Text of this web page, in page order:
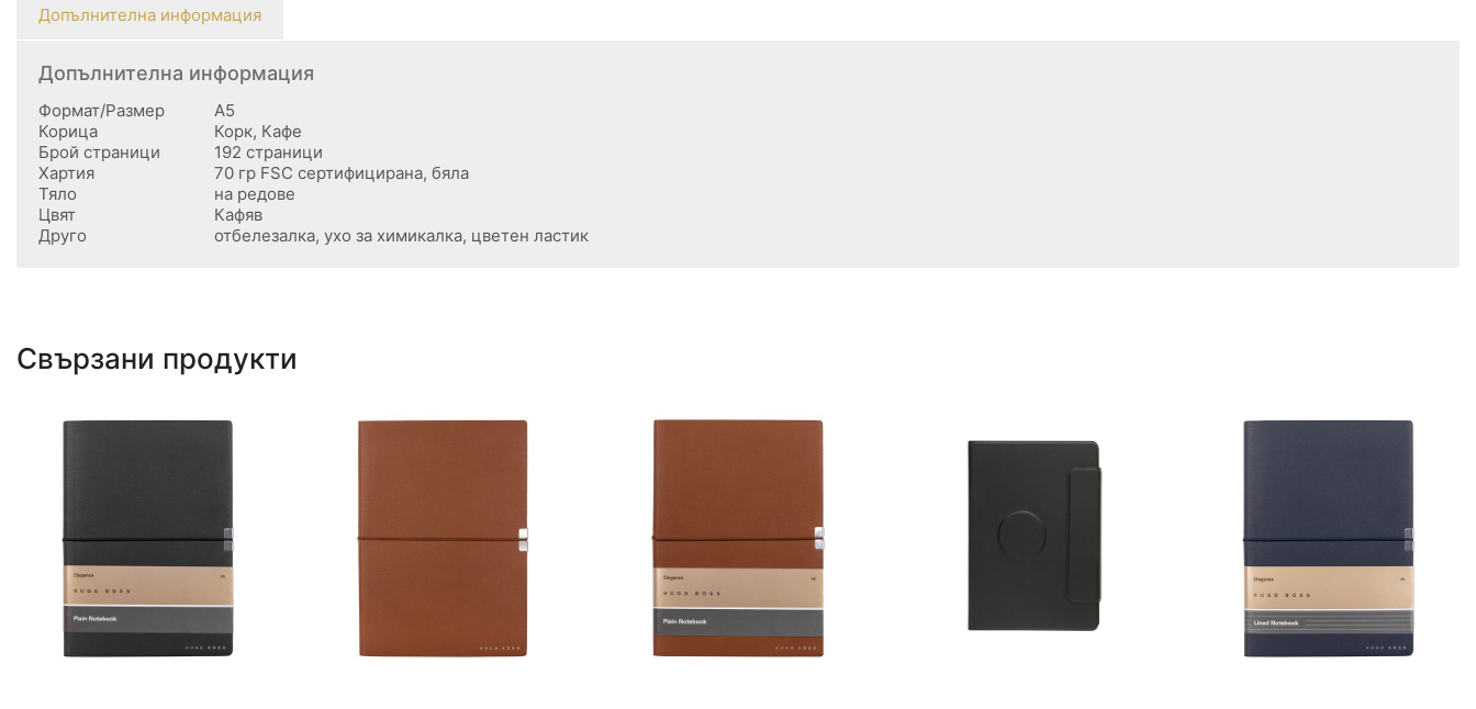
Допълнителна информация
Допълнителна информация
Формат/Размер
А5
Корица
Корк, Кафе
Брой страници
192 страници
Хартия
70 гр FSC сертифицирана, бяла
Тяло
на редове
Цвят
Кафяв
Друго
отбелезалка, ухо за химикалка, цветен ластик
Свързани продукти